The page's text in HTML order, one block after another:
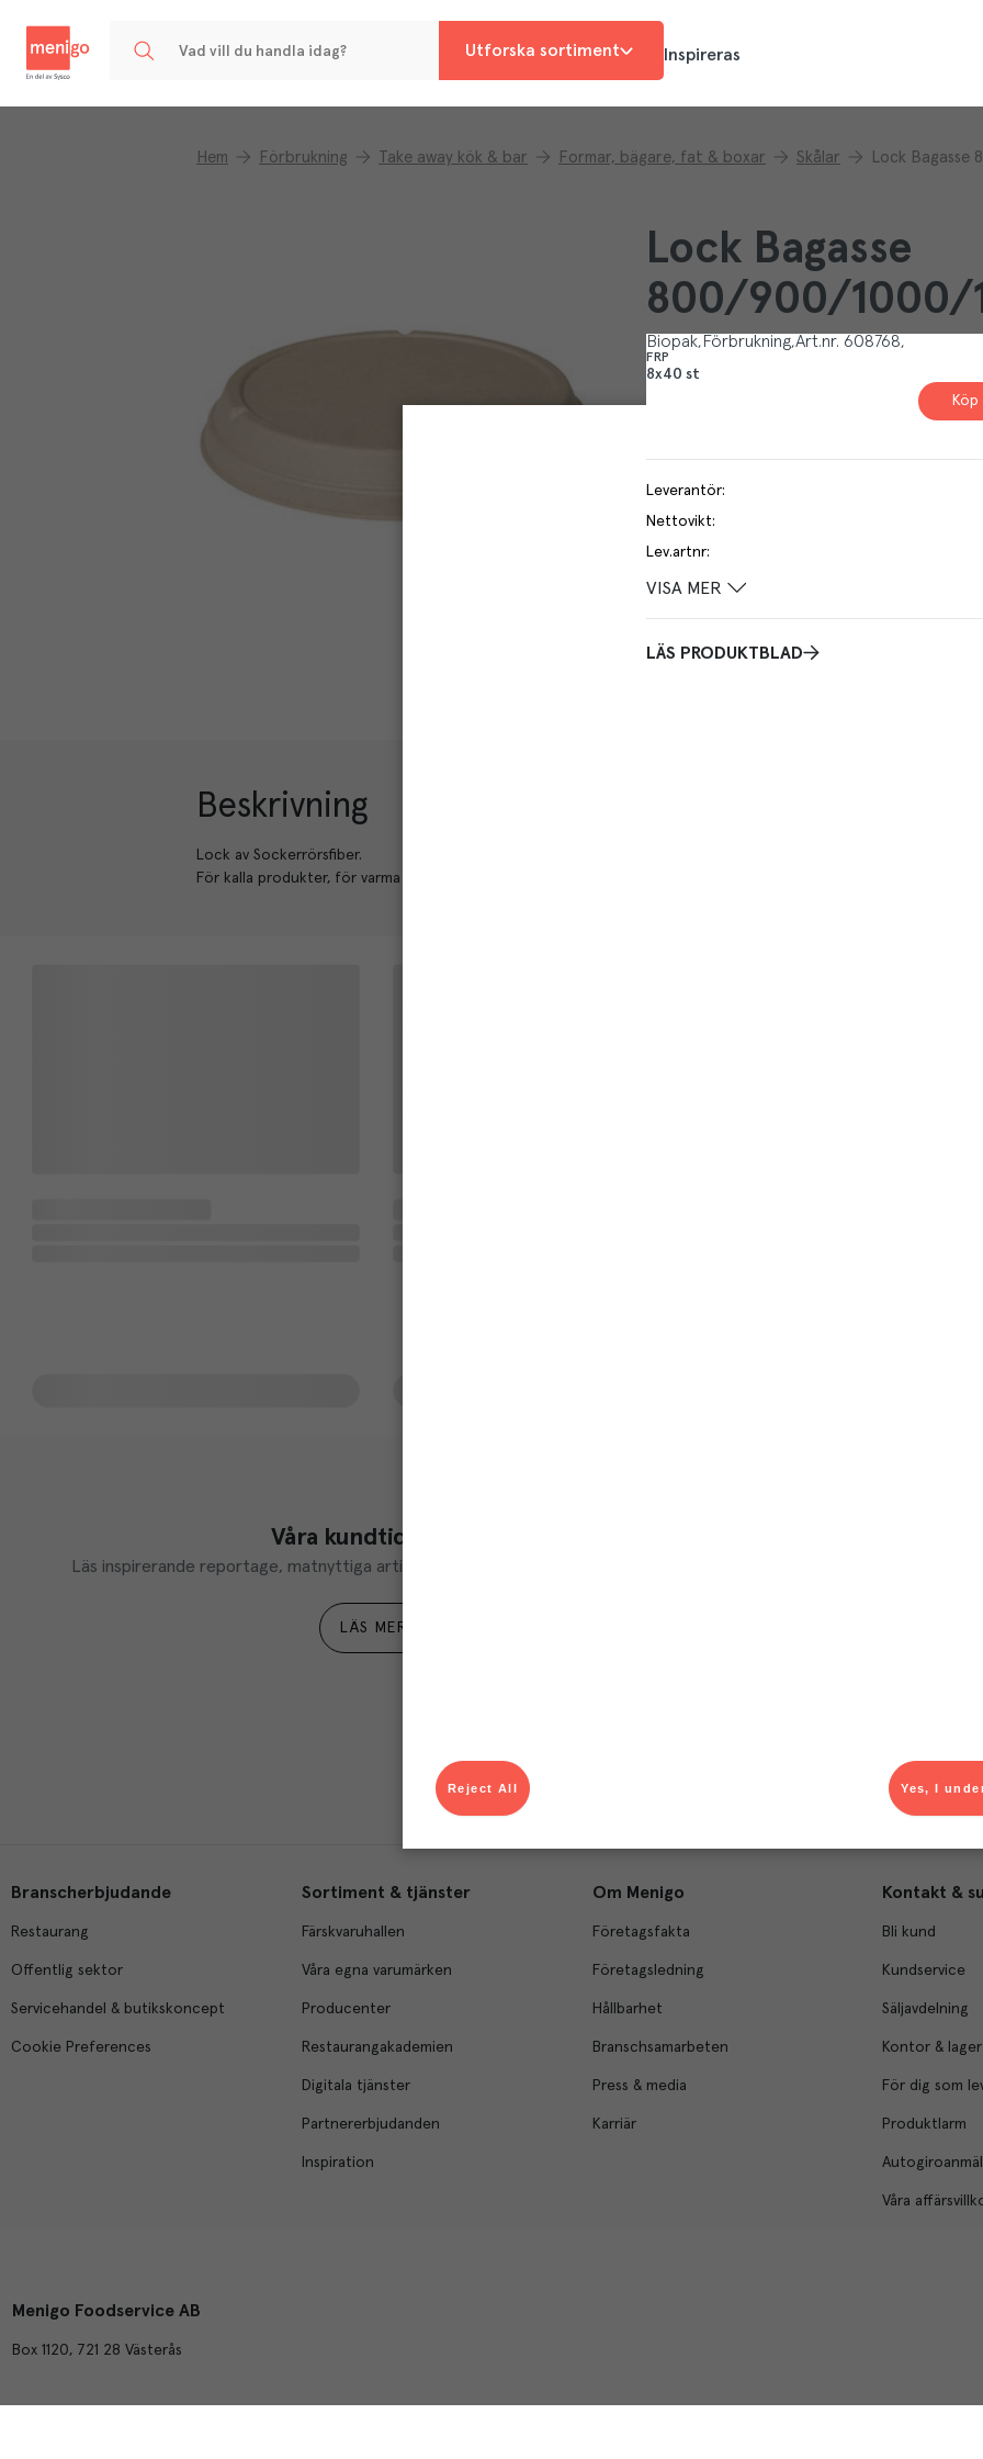
Utforska sortiment Inspireras
Hem Förbrukning Take away kök & bar Formar, bägare, fat & boxar Skålar Lock Bagasse
Lock Bagasse
800/900/1000/
Biopak Förbrukning Art.nr. 608768
FRP
8x40 st
Köp
Leverantör:
Nettovikt:
Lev.artnr:
VISA MER
LÄS PRODUKTBLAD
Beskrivning
Lock av Sockerrörsfiber.
För kalla produkter, för varma produkter, Mikrovågsugn.
Våra kundtidningar
Läs inspirerande reportage, matnyttiga artiklar och ta del av aktuella kampanjer.
LÄS MER
Du som är Menigo-
Branscherbjudande
Restaurang
Offentlig sektor
Servicehandel & butikskoncept
Cookie Preferences
Sortiment & tjänster
Färskvaruhallen
Våra egna varumärken
Producenter
Restaurangakademien
Digitala tjänster
Partnererbjudanden
Inspiration
Om Menigo
Företagsfakta
Företagsledning
Hållbarhet
Branschsamarbeten
Press & media
Karriär
Kontakt &
Bli kund
Kundservice
Säljavdelning
Kontor & lager
För dig som
Produktlarm
Våra
Menigo Foodservice AB
Box 1120, 721 28 Västerås
Yes, I
Reject All